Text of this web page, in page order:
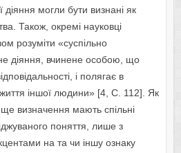
могли бути визнані як
Також, окремі науковці
розуміти «суспільно
діяння, вчинене особою, що
і полягає в
іншої людини» [4, С. 112]. Як
визначення мають спільні
поняття, лише з
на та чи іншу ознаку